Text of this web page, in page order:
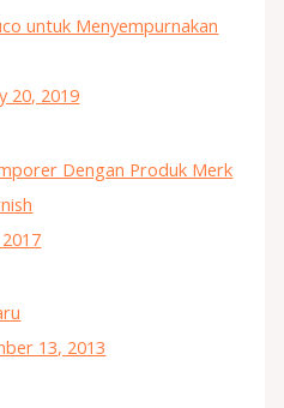
untuk Menyempurnakan
20, 2019
Dengan Produk Merk
13, 2013